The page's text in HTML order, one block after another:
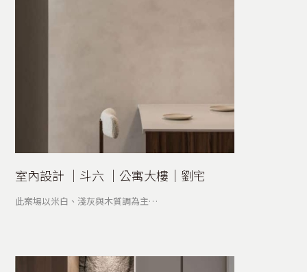
室內設計 │斗六 │公寓大樓│劉宅
此案場以米白、淺灰與木質調為主…